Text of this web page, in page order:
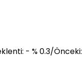
- % 0.3/Önceki: